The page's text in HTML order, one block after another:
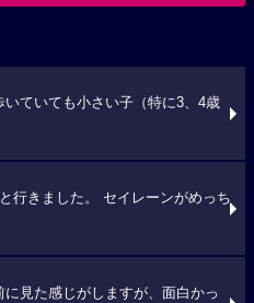
いていても小さい子（特に3、4歳
行きました。 セイレーンがめっち
見た感じがしますが、面白かっ